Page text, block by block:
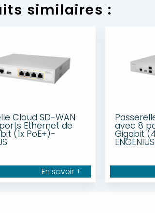
similaires :
Cloud SD-WAN
Ethernet de
(1x PoE+)-
En savoir +
avec 8
Gigabit
ENGENIUS